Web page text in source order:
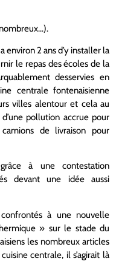
environ 2 ans d’y installer la
le repas des écoles de la
desservies en
centrale fontenaisienne
villes alentour et cela au
pollution accrue pour
de livraison pour
à une contestation
devant une idée aussi
à une nouvelle
» sur le stade du
les nombreux articles
centrale, il s’agirait là